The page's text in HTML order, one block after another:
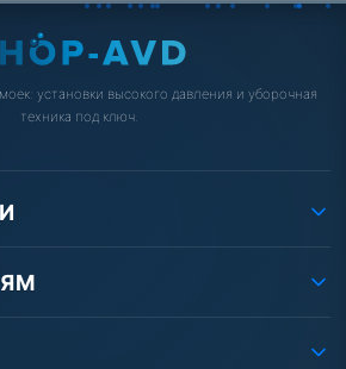
установки высокого давления и уборочная
техника под ключ.
«Шоп АВД»